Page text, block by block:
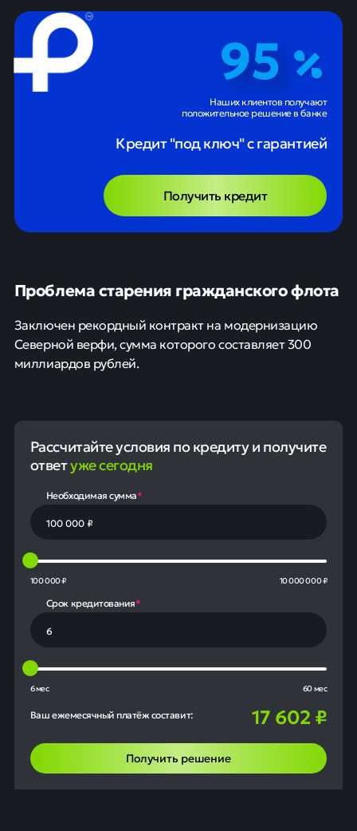
95
Наших клиентов получают
положительное решение в банке
Кредит "под ключ" с гарантией
Получить кредит
Проблема старения гражданского флота
Заключен рекордный контракт на модернизацию
Северной верфи, сумма которого составляет 300
миллиардов рублей.
Рассчитайте условия по кредиту и получите
ответуже сегодня
Необходимая сумма*
100 000 ₽ 10 000 000 ₽
Срок кредитования*
6 мес 60 мес
Ваш ежемесячный платёж составит: 17 602₽
Получить решение